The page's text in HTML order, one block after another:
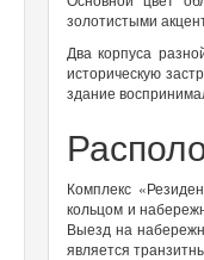
золотистыми
Два корпуса
историческую
здание
Комплекс
кольцом и
Выезд на
является